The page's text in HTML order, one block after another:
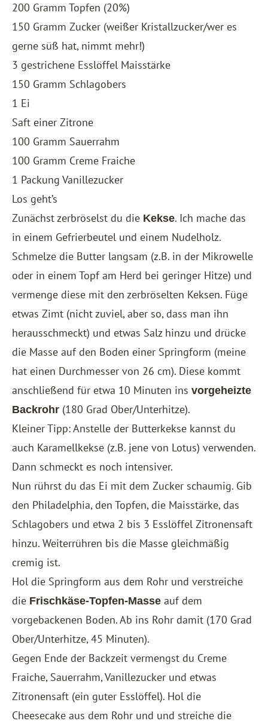
200 Gramm Topfen (20%)
150 Gramm Zucker (weißer Kristallzucker/wer es
gerne süß hat, nimmt mehr!)
3 gestrichene Esslöffel Maisstärke
150 Gramm Schlagobers
1 Ei
Saft einer Zitrone
100 Gramm Sauerrahm
100 Gramm Creme Fraiche
1 Packung Vanillezucker
Los geht’s
Zunächst zerbröselst du die Kekse. Ich mache das
in einem Gefrierbeutel und einem Nudelholz.
Schmelze die Butter langsam (z.B. in der Mikrowelle
oder in einem Topf am Herd bei geringer Hitze) und
vermenge diese mit den zerbröselten Keksen. Füge
etwas Zimt (nicht zuviel, aber so, dass man ihn
herausschmeckt) und etwas Salz hinzu und drücke
die Masse auf den Boden einer Springform (meine
hat einen Durchmesser von 26 cm). Diese kommt
anschließend für etwa 10 Minuten ins vorgeheizte
Backrohr (180 Grad Ober/Unterhitze).
Kleiner Tipp: Anstelle der Butterkekse kannst du
auch Karamellkekse (z.B. jene von Lotus) verwenden.
Dann schmeckt es noch intensiver.
Nun rührst du das Ei mit dem Zucker schaumig. Gib
den Philadelphia, den Topfen, die Maisstärke, das
Schlagobers und etwa 2 bis 3 Esslöffel Zitronensaft
hinzu. Weiterrühren bis die Masse gleichmäßig
cremig ist.
Hol die Springform aus dem Rohr und verstreiche
die Frischkäse-Topfen-Masse auf dem
vorgebackenen Boden. Ab ins Rohr damit (170 Grad
Ober/Unterhitze, 45 Minuten).
Gegen Ende der Backzeit vermengst du Creme
Fraiche, Sauerrahm, Vanillezucker und etwas
Zitronensaft (ein guter Esslöffel). Hol die
Cheesecake aus dem Rohr und und streiche die